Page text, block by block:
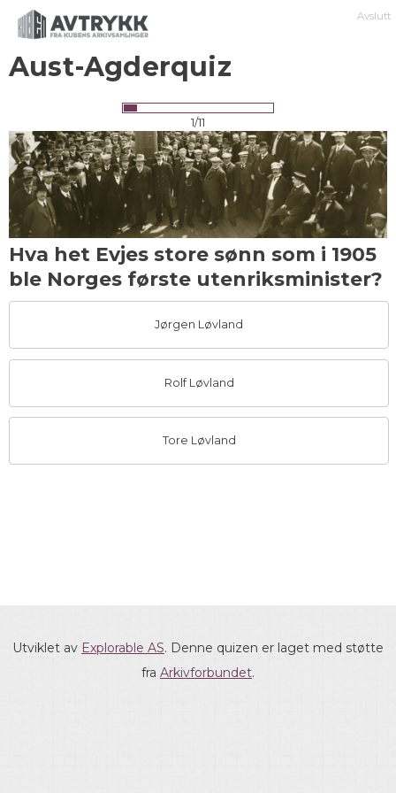
Avslutt
Aust-Agderquiz
1/11
Hva het Evjes store sønn som i 1905
ble Norges første utenriksminister?
Jørgen Løvland
Rolf Løvland
Tore Løvland
Utviklet av Explorable AS. Denne quizen er laget med støtte
fra Arkivforbundet.